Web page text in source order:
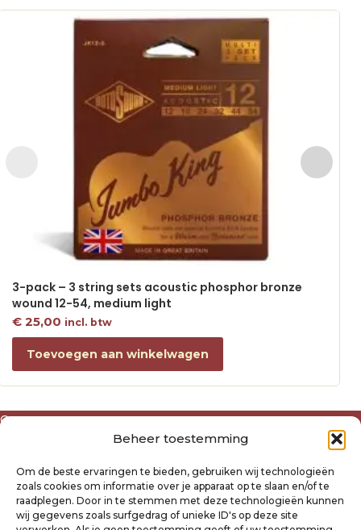
Beheer toestemming
Om de beste ervaringen te bieden, gebruiken wij technologieën
zoals cookies om informatie over je apparaat op te slaan en/of te
raadplegen. Door in te stemmen met deze technologieën kunnen
wij gegevens zoals surfgedrag of unieke ID's op deze site
3-pack – 3 string sets acoustic phosphor bronze
wound 12-54, medium light
€25,00 incl. btw
Toevoegen aan winkelwagen
Over ons
Algemene voorwaarden
Privacyverklaring Raysland
Cookiebeleid